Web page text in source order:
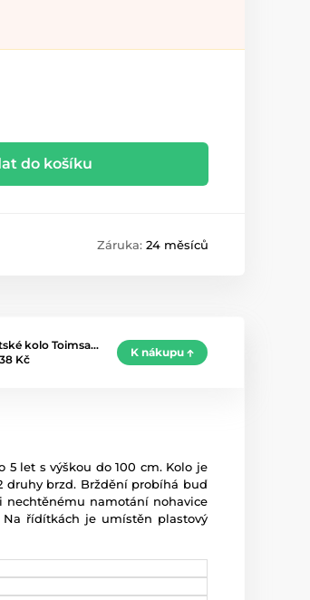
do košíku
Záruka: 24 měsíců
kolo Toimsa…
Kč
K nákupu
5 let s výškou do 100 cm. Kolo je
druhy brzd. Brždění probíhá buď
nechtěnému namotání nohavice
řídítkách je umístěn plastový